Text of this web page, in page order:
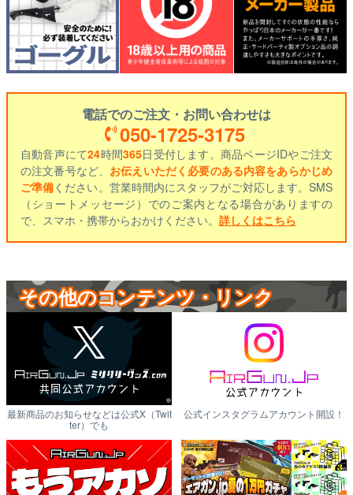
電話でのご注文・お問い合わせは
050-1725-3175
自動音声にて24時間365日受付します。商品ページIDやご注文
の注文番号など、 お伝えいただく必要のある内容をあらかじめ
ご準備ください。営業時間内にスタッフがご対応します。SMS
（ショートメッセージ）でのご案内となる場合がありますの
で、スマホ・携帯からおかけください。 詳しくはこちら
その他のコンテンツ・リンク
最新商品のお知らせなどは公式X（Twit
ter）でも
公式インスタグラムアカウント開設！